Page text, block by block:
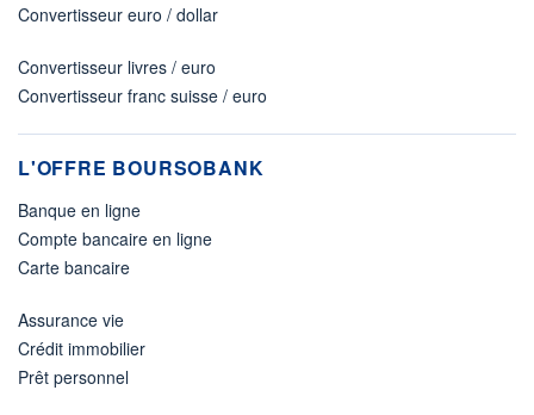
Convertisseur euro / dollar
Convertisseur livres / euro
Convertisseur franc suisse / euro
L'OFFRE BOURSOBANK
Banque en ligne
Compte bancaire en ligne
Carte bancaire
Assurance vie
Crédit immobilier
Prêt personnel